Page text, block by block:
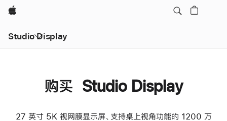
Apple
Studio Display
购买 Studio Display
27 英寸 5K 视网膜显示屏、支持桌上视角功能的 1200 万